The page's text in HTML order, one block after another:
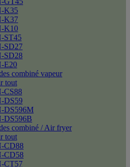
K35
K37
K10
ST45
SD27
SD28
E20
combiné vapeur
tout
CS88
DS59
DS596M
DS596B
combiné / Air fryer
tout
CD88
CD58
CT57